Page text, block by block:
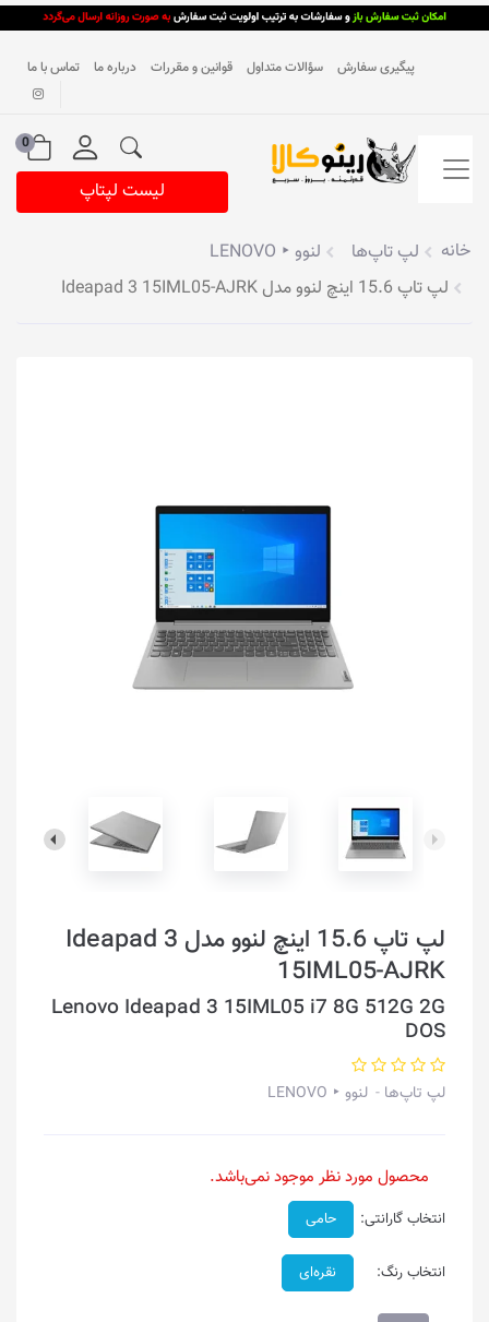
پیگیری سفارش سؤالات متداول قوانین و مقررات درباره ما تماس با ما
0
لیست لپتاپ
خانه لپ تاپ‌ها
لنوو ‣ LENOVO
لپ تاپ 15.6 اینچ لنوو مدل Ideapad 3 15IML05-AJRK
لپ تاپ 15.6 اینچ لنوو مدل Ideapad 3
15IML05-AJRK
Lenovo Ideapad 3 15IML05 i7 8G 512G 2G
DOS
لپ تاپ‌ها لنوو ‣ LENOVO
محصول مورد نظر موجود نمی‌باشد.
انتخاب گارانتی: حامی
انتخاب رنگ: نقره‌ای